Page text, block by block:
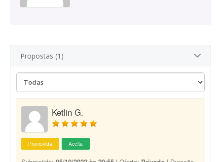
Propostas (1)
Ketlin G.
Promovida Aceita